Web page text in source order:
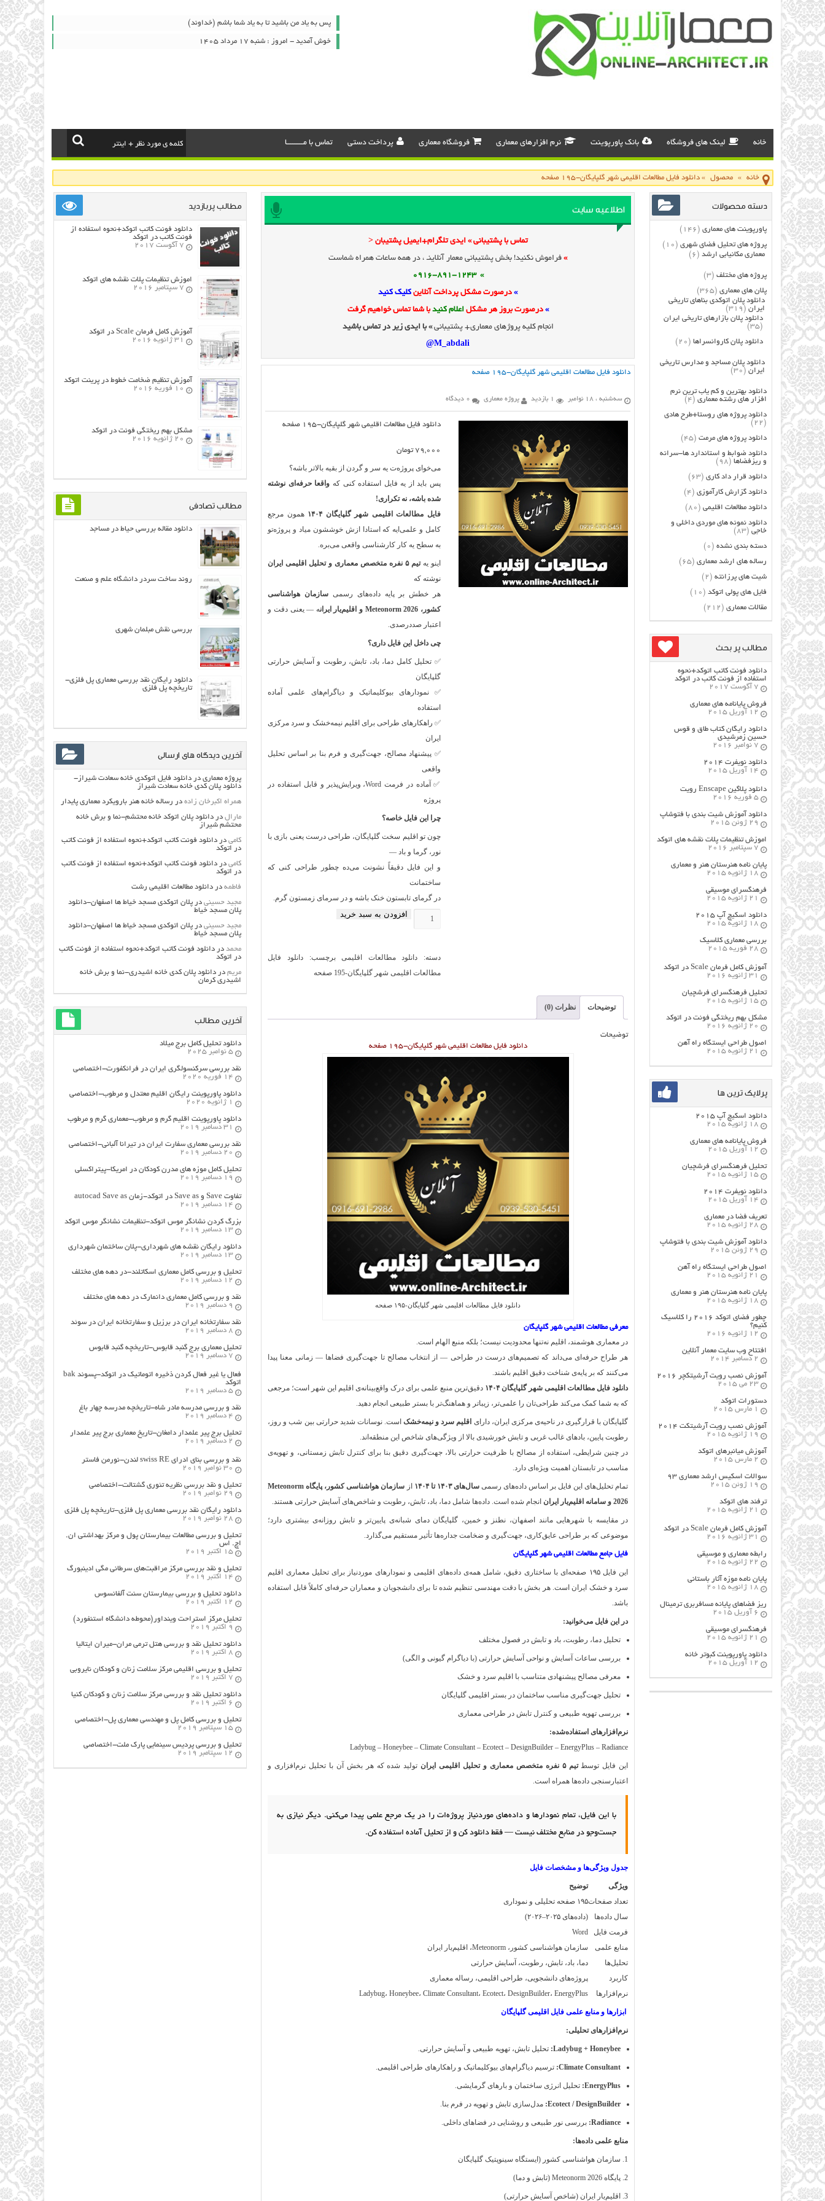
پس به یاد من باشید تا به یاد شما باشم (خداوند)
خوش آمدید - امروز : شنبه ۱۷ مرداد ۱۴۰۵
خانه لینک های فروشگاه بانک پاورپوینت نرم افزارهای معماری فروشگاه معماری پرداخت دستی تماس با مـــــــــا
خانه » محصول »دانلود فایل مطالعات اقلیمی شهر گلپایگان-۱۹۵ صفحه
اطلاعیه سایت
تماس با پشتیبانی » ایدی تلگرام+ایمیل پشتیبان <
» فراموش نکنید! بخش پشتیبانی معمار آنلاینـ ، در همه ساعات همراه شماست
» 0916-891-1243
»درصورت مشکل پرداخت آنلاین کلیک کنید
» درصورت بروز هر مشکلاعلام کنیدبا شما تماس خواهیم گرفت
انجام کلیه پروژهای معماری+ پشتیبانی» با ایدی زیر در تماس باشید
M_abdali@
دانلود فایل مطالعات اقلیمی شهر گلپایگان-۱۹۵ صفحه
سه‌شنبه ، 18 نوامبر 1 بازدید پروژه معماری 0 دیدگاه
دانلود فایل مطالعات اقلیمی شهر گلپایگان-۱۹۵ صفحه
79,000 تومان
می‌خوای پروژه‌ت یه سر و گردن از بقیه بالاتر باشه؟
پس باید از یه فایل استفاده کنی که واقعا حرفه‌ای نوشته
شده باشه، نه تکراری!
فایل مطالعات اقلیمی شهر گلپایگان ۱۴۰۴
همون مرجع
کامل و علمی‌ایه که استادا ازش خوششون میاد و پروژه‌تو
به سطح یه کار کارشناسی واقعی می‌بره.
اینو یهتیم ۵ نفره متخصص معماری و تحلیل اقلیمی ایران
نوشته که
هر خطش بر پایه داده‌های رسمی سازمان هواشناسی
کشور، Meteonorm 2026 و اقلیم‌یار ایران
ه — یعنی دقت و
اعتبار صددرصدی.
چی داخل این فایل داری؟
✅ تحلیل کامل دما، باد، تابش، رطوبت و آسایش حرارتی
گلپایگان
✅ نمودارهای بیوکلیماتیک و دیاگرام‌های علمی آماده
استفاده
✅ راهکارهای طراحی برای اقلیم نیمه‌خشک و سرد مرکزی
ایران
✅ پیشنهاد مصالح، جهت‌گیری و فرم بنا بر اساس تحلیل
واقعی
✅ آماده در فرمت Word، ویرایش‌پذیر و قابل استفاده در
پروژه
چرا این فایل خاصه؟
چون تو اقلیم سخت گلپایگان، طراحی درست یعنی بازی با
نور، گرما و باد —
و این فایل دقیقاً نشونت می‌ده چطور طراحی کنی که
ساختمانت
در گرمای تابستون خنک باشه و در سرمای زمستون گرم.
دانلود
اقلیمی
شهر
افزودن به سبد خرید
دسته: دانلود مطالعات اقلیمی برچسب:دانلود فایل
مطالعات اقلیمی شهر گلپایگان-195 صفحه
توضیحات نظرات (0)
توضیحات
دانلود فایل مطالعات اقلیمی شهر گلپایگان-۱۹۵ صفحه
دانلود فایل مطالعات اقلیمی شهر گلپایگان-۱۹۵ صفحه
معرفی مطالعات اقلیمی شهر گلپایگان
در معماری هوشمند، اقلیم نه‌تنها محدودیت نیست؛ بلکه منبع الهام است.
هر طراح حرفه‌ای می‌داند که تصمیم‌های درست در طراحی — از انتخاب مصالح تا جهت‌گیری فضاها — زمانی معنا پیدا
می‌کنند که بر پایه‌ی شناخت دقیق اقلیم باشند.
دانلود فایل مطالعات اقلیمی شهر گلپایگان ۱۴۰۴
دقیق‌ترین منبع علمی برای درک واقع‌بینانه‌ی اقلیم این شهر است؛ مرجعی
که به شما کمک می‌کند طراحی‌تان را علمی‌تر، زیباتر و هماهنگ‌تر با بستر طبیعی انجام دهید.
گلپایگان با قرارگیری در ناحیه‌ی مرکزی ایران، دارای اقلیم سرد و نیمه‌خشکاست. نوسانات شدید حرارتی بین شب و روز،
رطوبت پایین، بادهای غالب غربی و تابش خورشیدی بالا از ویژگی‌های شاخص این منطقه‌اند.
در چنین شرایطی، استفاده از مصالح با ظرفیت حرارتی بالا، جهت‌گیری دقیق بنا برای کنترل تابش زمستانی، و تهویه‌ی
مناسب در تابستان اهمیت ویژه‌ای دارد.
تمام تحلیل‌های این فایل بر اساس داده‌های رسمیسال‌های ۱۴۰۳ تا ۱۴۰۴ از
سازمان هواشناسی کشور، پایگاه Meteonorm
2026 و سامانه اقلیم‌یار ایران
انجام شده است. داده‌ها شامل دما، باد، تابش، رطوبت و شاخص‌های آسایش حرارتی هستند.
در مقایسه با شهرهایی مانند اصفهان، نطنز و خمین، گلپایگان دمای شبانه‌ی پایین‌تر و تابش روزانه‌ی بیشتری دارد؛
موضوعی که بر طراحی عایق‌کاری، جهت‌گیری و ضخامت جداره‌ها تأثیر مستقیم می‌گذارد.
فایل جامع مطالعات اقلیمی شهر گلپایگان
این فایل ۱۹۵ صفحه‌ای با ساختاری دقیق، شامل همه‌ی داده‌های اقلیمی و نمودارهای موردنیاز برای تحلیل معماری اقلیم
سرد و خشک ایران است. هر بخش با دقت مهندسی تنظیم شده تا برای دانشجویان و معماران حرفه‌ای کاملاً قابل استفاده
باشد.
در این فایل می‌خوانید:
تحلیل دما، رطوبت، باد و تابش در فصول مختلف
بررسی ساعات آسایش و نواحی آسایش حرارتی (با دیاگرام گیونی و الگی)
معرفی مصالح پیشنهادی متناسب با اقلیم سرد و خشک
تحلیل جهت‌گیری مناسب ساختمان در بستر اقلیمی گلپایگان
بررسی تهویه طبیعی و کنترل تابش در طراحی معماری
نرم‌افزارهای استفاده‌شده:
Ladybug – Honeybee – Climate Consultant – Ecotect – DesignBuilder – EnergyPlus – Radiance
این فایل توسطتیم ۵ نفره متخصص معماری و تحلیل اقلیمی ایران
تولید شده که هر بخش آن با تحلیل نرم‌افزاری و
اعتبارسنجی داده‌ها همراه است.
با این فایل، تمام نمودارها و داده‌های موردنیاز پروژه‌ات را در یک مرجع علمی پیدا می‌کنی. دیگر نیازی به
جست‌وجو در منابع مختلف نیست — فقط دانلود کن و از تحلیل آماده استفاده کن.
جدول ویژگی‌ها و مشخصات فایل
ویژگی
توضیح
تعداد صفحات۱۹۵ صفحه تحلیلی و نموداری
سال داده‌ها
(داده‌های ۲۰۲۵–۲۰۲۶)
فرمت فایل
Word
منابع علمی
سازمان هواشناسی کشور، Meteonorm، اقلیم‌یار ایران
تحلیل‌ها
دما، باد، تابش، رطوبت، آسایش حرارتی
کاربرد
پروژه‌های دانشجویی، طراحی اقلیمی، رساله معماری
نرم‌افزارها
Ladybug، Honeybee، Climate Consultant، Ecotect، DesignBuilder، EnergyPlus
ابزارها و منابع علمی فایل اقلیمی گلپایگان
نرم‌افزارهای تحلیلی:
Ladybug + Honeybee: تحلیل تابش، تهویه طبیعی و آسایش حرارتی.
Climate Consultant: ترسیم دیاگرام‌های بیوکلیماتیک و راهکارهای طراحی اقلیمی.
EnergyPlus: تحلیل انرژی ساختمان و بارهای گرمایشی.
Ecotect / DesignBuilder: مدل‌سازی تابش و تهویه در فرم بنا.
Radiance: بررسی نور طبیعی و روشنایی در فضاهای داخلی.
منابع علمی داده‌ها:
سازمان هواشناسی کشور (ایستگاه سینوپتیک گلپایگان
پایگاه Meteonorm 2026 (تابش و دما)
اقلیم‌یار ایران (شاخص آسایش حرارتی)
دسته محصولات
پاورپوینت های معماری (146)
پروژه های تحلیل فضای شهری (10)
معماری مکانیابی ارشد (6)
پروژه های مختلف (3)
پلان های معماری (365)
دانلود پلان اتوکدی بناهای تاریخی
ایران (319)
دانلود پلان بازارهای تاریخی ایران
(35)
دانلود پلان کاروانسراها (20)
دانلود پلان مساجد و مدارس تاریخی
ایران (30)
دانلود بهترین و کم یاب ترین نرم
افزار های رشته معماری (4)
دانلود پروژه های روستا+طرح هادی
(22)
دانلود پروژه های مرمت (45)
دانلود ضوابط و استاندارد ها-سرانه
و ریزفضاها (98)
دانلود قرار داد کاری (63)
دانلود گزارش کارآموزی (4)
دانلود مطالعات اقلیمی (80)
دانلود نمونه های موردی داخلی و
خاجی (83)
دسته بندی نشده (0)
رساله های ارشد معماری (65)
شیت های پرزانته (2)
فایل های پولی اتوکد (10)
مقالات معماری (212)
مطالب پر بحث
دانلود فونت کاتب اتوکد+نحوه
استفاده از فونت کاتب در اتوکد
7 آگوست 2017
فروش پایانامه های معماری
12 آوریل 2015
دانلود رایگان کتاب طاق و قوس
حسین زمرشیدی
7 نوامبر 2016
دانلود نویفرت ۲۰۱۴
14 آوریل 2015
دانلود پلاگین Enscape رویت
5 فوریه 2016
دانلود آموزش شیت بندی با فتوشاپ
29 ژوئن 2015
اموزش تنظیمات پلات نقشه های اتوکد
7 سپتامبر 2016
پایان نامه هنرستان هنر و معماري
18 ژانویه 2015
فرهنگسراي موسيقي
21 ژانویه 2015
دانلود اسکیچ آپ ۲۰۱۵
18 ژانویه 2015
بررسی معماری کلاسیک
28 فوریه 2015
آموزش کامل فرمان Scale در اتوکد
31 ژانویه 2016
تحلیل فرهنگسرای فرشچیان
15 ژانویه 2015
مشکل بهم ریختگی فونت در اتوکد
20 ژانویه 2016
اصول طراحي ایستگاه راه آهن
21 ژانویه 2015
پرلایک ترین ها
دانلود اسکیچ آپ ۲۰۱۵
18 ژانویه 2015
فروش پایانامه های معماری
12 آوریل 2015
تحلیل فرهنگسرای فرشچیان
15 ژانویه 2015
دانلود نویفرت ۲۰۱۴
14 آوریل 2015
تعریف فضا در معماری
28 ژانویه 2015
دانلود آموزش شیت بندی با فتوشاپ
29 ژوئن 2015
اصول طراحي ایستگاه راه آهن
21 ژانویه 2015
پایان نامه هنرستان هنر و معماري
18 ژانویه 2015
چطور فضای اتوکد ۲۰۱۶ را کلاسیک
کنیم؟
12 ژانویه 2016
افتتاح وب سایت معمار آنلاین
2 دسامبر 2014
آموزش نصب رویت آرشیتکچر ۲۰۱۶
23 می 2015
دستورات اتوکد
1 مارس 2015
آموزش نصب رویت آرشیتکت ۲۰۱۴
19 ژانویه 2015
آموزش میانبرهای اتوکد
2 مارس 2015
سوالات اسکیس ارشد معماری ۹۳
19 ژوئن 2015
ترفند های اتوکد
21 ژانویه 2015
آموزش کامل فرمان Scale در اتوکد
31 ژانویه 2016
رابطه معماری و موسیقی
22 ژانویه 2015
پایان نامه موزه آثار باستانی
18 ژانویه 2015
ریز فضاهای پایانه مسافربری ترمینال
6 آوریل 2015
فرهنگسراي موسيقي
21 ژانویه 2015
دانلود پاورپوینت کبوتر خانه
12 آوریل 2015
مطالب پربازدید
دانلود فونت کاتب اتوکد+نحوه استفاده از
فونت کاتب در اتوکد
7 آگوست 2017
اموزش تنظیمات پلات نقشه های اتوکد
7 سپتامبر 2016
آموزش کامل فرمان Scale در اتوکد
31 ژانویه 2016
آموزش تنظیم ضخامت خطوط در پرینت اتوکد
10 فوریه 2016
مشکل بهم ریختگی فونت در اتوکد
20 ژانویه 2016
مطالب تصادفی
دانلود مقاله بررسی حیاط در مساجد
روند ساخت سردر دانشگاه علم و صنعت
بررسی نقش مبلمان شهری
دانلود رایگان نقد بررسی معماری پل فلزی-
تاریخچه پل فلزی
آخرین دیدگاه های ارسالی
پروژه معماری دردانلود فایل اتوکدی خانه سعادت شیراز-
دانلود پلان کدی خانه سعادت شیراز
همراه اکبرخان زاده در رساله خانه هنر بارویکرد معماری پایدار
مارال دردانلود پلان اتوکد خانه محتشم-نما و برش خانه
محتشم شیراز
کامی دردانلود فونت کاتب اتوکد+نحوه استفاده از فونت کاتب
در اتوکد
کامی دردانلود فونت کاتب اتوکد+نحوه استفاده از فونت کاتب
در اتوکد
فاطمه دردانلود مطالعات اقليمي رشت
مجید حسینی درپلان اتوکدی مسجد خیاط ها اصفهان-دانلود
پلان مسجد خیاط
مجید حسینی درپلان اتوکدی مسجد خیاط ها اصفهان-دانلود
پلان مسجد خیاط
محمد دردانلود فونت کاتب اتوکد+نحوه استفاده از فونت کاتب
در اتوکد
مریم دردانلود پلان کدی خانه اشیدری-نما و برش خانه
اشیدری کرمان
آخرین مطالب
دانلود تحلیل کامل برج میلاد
5 نوامبر 2025
نقد بررسی سرکنسولگری ایران در فرانکفورت-اختصاصی
14 فوریه 2020
دانلود پاورپوینت رایگان اقلیم معتدل و مرطوب-اختصاصی
1 ژانویه 2020
دانلود پاورپوینت اقلیم گرم و مرطوب-معماری گرم و مرطوب
31 دسامبر 2019
نقد بررسی معماری سفارت ایران در تیرانا آلبانی-اختصاصی
20 دسامبر 2019
تحلیل کامل موزه های مدرن کودکان در امریکا-پیتراکسلی
19 دسامبر 2019
تفاوت Save و Save as در اتوکد-زمان autocad Save as
14 دسامبر 2019
بزرگ کردن نشانگر موس اتوکد-تنظیمات نشانگر موس اتوکد
13 دسامبر 2019
دانلود رایگان نقشه های شهرداری-پلان ساختمان شهرداری
13 دسامبر 2019
تحلیل و بررسی کامل معماری اسکاتلند-در دهه های مختلف
12 دسامبر 2019
نقد و بررسی کامل معماری دانمارک در دهه های مختلف
9 دسامبر 2019
نقد سفارتخانه ایران در برزیل و سفارتخانه ایران در سوئد
8 دسامبر 2019
تحلیل معماری برج گنبد قابوس-تاریخچه گنبد قابوس
7 دسامبر 2019
فعال یا غیر فعال کردن ذخیره اتوماتیک در اتوکد-پسوند bak
اتوکد
5 دسامبر 2019
نقد و بررسی مدرسه مادر شاه-تاریخچه مدرسه چهار باغ
4 دسامبر 2019
تحلیل برج پیر علمدار دامغان-تاریخ معماری برج پیر علمدار
2 دسامبر 2019
نقد و بررسی بنای ادرای swiss RE لندن-نورمن فاستر
30 نوامبر 2019
تحلیل و نقد بررسی نظریه تئوری گشتالت-اختصاصی
29 نوامبر 2019
دانلود رایگان نقد بررسی معماری پل فلزی-تاریخچه پل فلزی
28 نوامبر 2019
تحلیل و بررسی مطالعات بیمارستان پول و مرکز بهداشتی ان.
اچ. اس
15 اکتبر 2019
تحلیل و نقد بررسی مرکز مراقبت‌های سرطانی مگی ادینبورگ
14 اکتبر 2019
دانلود تحلیل و بررسی بیمارستان سنت آلفانسوس
12 اکتبر 2019
تحلیل مرکز استراحت وینداور(محوطه دانشگاه استنفورد)
9 اکتبر 2019
دانلود تحلیل نقد و بررسی هتل ترمی مران-میران ایتالیا
8 اکتبر 2019
تحلیل و بررسی اقلیمی مرکز سلامت زنان و کودکان نایروبی
7 اکتبر 2019
دانلود تحلیل نقد و بررسی مرکز سلامت زنان و کودکان کنیا
6 اکتبر 2019
تحلیل و بررسی کامل پل و مهندسی معماری پل-اختصاصی
15 سپتامبر 2019
تحلیل و بررسی پردیس سینمایی پارک ملت-اختصاصی
12 سپتامبر 2019